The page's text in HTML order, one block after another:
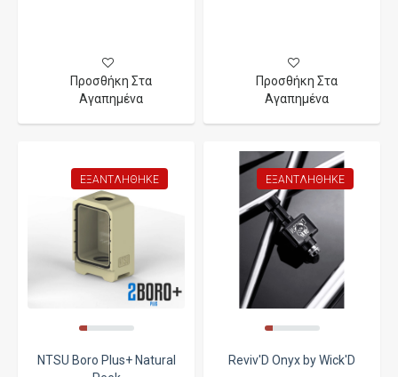
Προσθήκη Στα
Αγαπημένα
Προσθήκη Στα
Αγαπημένα
ΕΞΑΝΤΛΉΘΗΚΕ
NTSU Boro Plus+ Natural
ΕΞΑΝΤΛΉΘΗΚΕ
Reviv'D Onyx by Wick'D